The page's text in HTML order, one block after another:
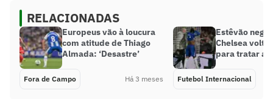
RELACIONADAS
Europeus vão à loucura
com atitude de Thiago
Almada: ‘Desastre’
Fora de Campo Há 3 meses
Estêvão
Chelsea volta
para tratar a
Futebol Internacional